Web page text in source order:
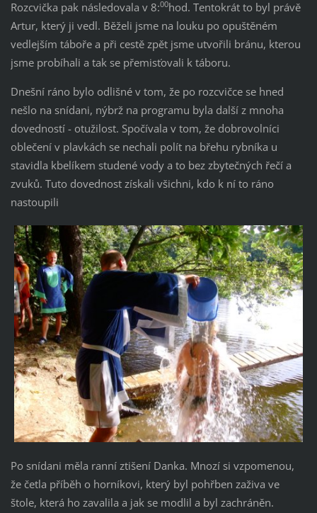
Rozcvička pak následovala v 8:00hod. Tentokrát to byl právě
Artur, který ji vedl. Běželi jsme na louku po opuštěném
vedlejším táboře a při cestě zpět jsme utvořili bránu, kterou
jsme probíhali a tak se přemisťovali k táboru.
Dnešní ráno bylo odlišné v tom, že po rozcvičce se hned
nešlo na snídani, nýbrž na programu byla další z mnoha
dovedností - otužilost. Spočívala v tom, že dobrovolníci
oblečení v plavkách se nechali polít na břehu rybníka u
stavidla kbelíkem studené vody a to bez zbytečných řečí a
zvuků. Tuto dovednost získali všichni, kdo k ní to ráno
nastoupili
Po snídani měla ranní ztišení Danka. Mnozí si vzpomenou,
že četla příběh o horníkovi, který byl pohřben zaživa ve
štole, která ho zavalila a jak se modlil a byl zachráněn.